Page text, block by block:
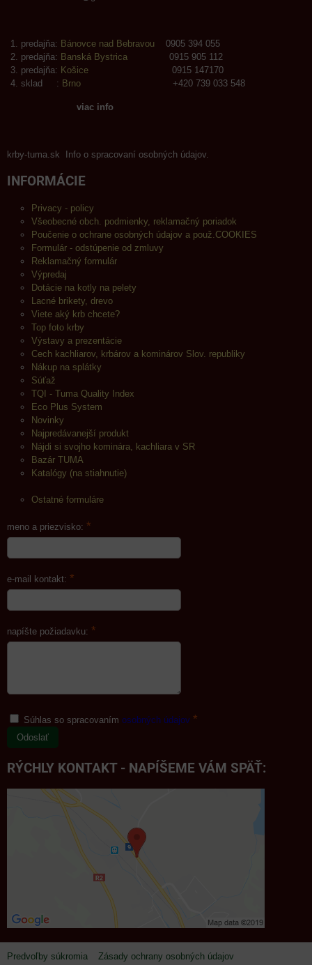
predajňa: Bánovce nad Bebravou 0905 394 055
predajňa: Banská Bystrica 0915 905 112
predajňa: Košice 0915 147170
sklad : Brno +420 739 033 548
viac info
krby-tuma.sk Info o spracovaní osobných údajov.
INFORMÁCIE
Privacy - policy
Všeobecné obch. podmienky, reklamačný poriadok
Poučenie o ochrane osobných údajov a použ.COOKIES
Formulár - odstúpenie od zmluvy
Reklamačný formulár
Výpredaj
Dotácie na kotly na pelety
Lacné brikety, drevo
Viete aký krb chcete?
Top foto krby
Výstavy a prezentácie
Cech kachliarov, krbárov a kominárov Slov. republiky
Nákup na splátky
Súťaž
TQI - Tuma Quality Index
Eco Plus System
Novinky
Najpredávanejší produkt
Nájdi si svojho kominára, kachliara v SR
Bazár TUMA
Katalógy (na stiahnutie)
Ostatné formuláre
meno a priezvisko: *
e-mail kontakt: *
napíšte požiadavku: *
Súhlas so spracovaním osobných údajov *
Odoslať
RÝCHLY KONTAKT - NAPÍŠEME VÁM SPÄŤ:
Predvoľby súkromia Zásady ochrany osobných údajov